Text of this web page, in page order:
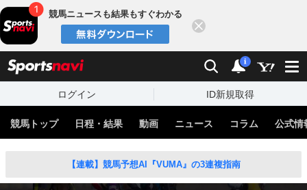
競馬ニュースも結果もすぐわかる
検索 通知
i
ログイン ID新規取得
競馬トップ 日程・結果 動画 ニュース コラム 公式情
【連載】競馬予想AI『VUMA』の3連複指南